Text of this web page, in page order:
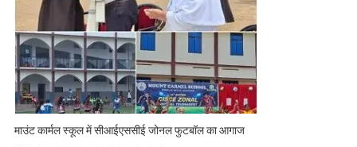
माउंट कार्मल स्कूल में सीआईएससीई जोनल फुटबॉल का आगाज